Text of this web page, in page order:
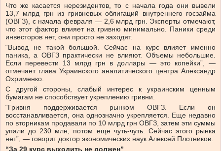
Что же касается нерезидентов, то с начала года они вывели
13,7 млрд грн из гривневых облигаций внутреннего госзайма
(ОВГЗ), с начала февраля — 2,6 млрд грн. Эксперты отмечают,
что этот фактор влияет на гривню минимально. Паники среди
инвесторов нет, они просто не заходят.
“Вывод не такой большой. Сейчас на курс влияет именно
паника, а ОВГЗ практически не влияют. Объемы небольшие.
Если перевести 13 млрд грн в доллары — это копейки”, —
отмечает глава Украинского аналитического центра Александр
Охрименко.
С другой стороны, слабый интерес к украинским ценным
бумагам не способствует укреплению гривни.
“Гривня поддерживается рынком ОВГЗ. Если он
восстанавливается, она однозначно укрепляется. Еще недавно
по вторникам продавали по 10 млрд грн ОВГЗ, затем эти суммы
упали до 230 млн, потом еще чуть-чуть. Сейчас этого рынка
нет”, — говорит доктор экономических наук Алексей Плотников.
“За 29 курс выходить не должен”